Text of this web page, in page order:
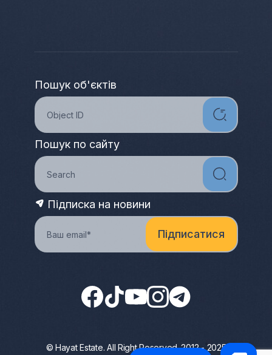
Пошук об'єктів
Пошук по сайту
Підписка на новини
© Hayat Estate. All Right Reserved. 2012 - 2025